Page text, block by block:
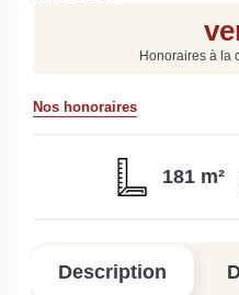
Rapide et gratuit,
en quelques clics.
Estimer mon bien
Honoraires à la
Nos honoraires
181 m²
Description